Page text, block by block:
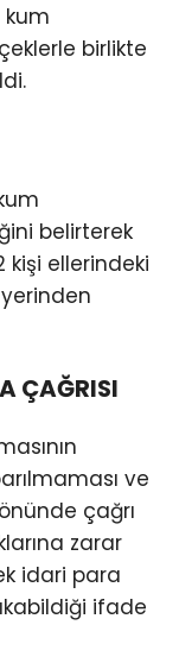
birlikte
belirterek
kişi ellerindeki
ÇAĞRISI
ve
çağrı
zarar
idari para
ifade